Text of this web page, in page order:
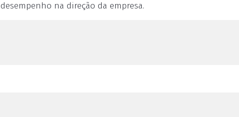
na direção da empresa.